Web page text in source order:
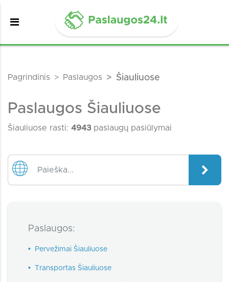
Pagrindinis Paslaugos Šiauliuose
Paslaugos Šiauliuose
Šiauliuose rasti: 4943paslaugų pasiūlymai
Paslaugos:
• Pervežimai Šiauliuose
• Transportas Šiauliuose